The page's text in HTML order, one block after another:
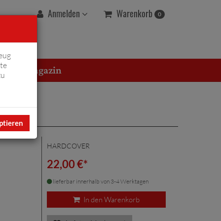
Anmelden Warenkorb 0
Magazin
HARDCOVER
22,00 €*
lieferbar innerhalb von 3-4 Werktagen
In den Warenkorb